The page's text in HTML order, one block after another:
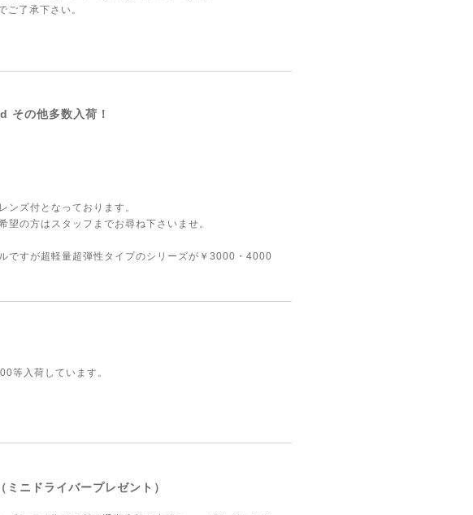
ご了承下さい。
の他多数入荷！
ンズ付となっております。
の方はスタッフまでお尋ね下さいませ。
ですが超軽量超弾性タイプのシリーズが￥3000・4000
等入荷しています。
ニドライバープレゼント）